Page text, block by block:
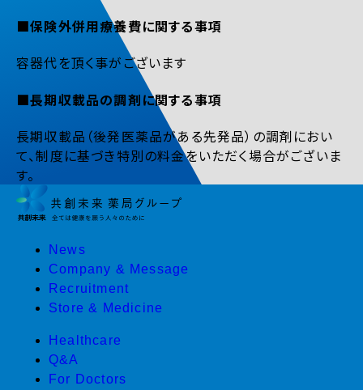
■保険外併用療養費に関する事項
容器代を頂く事がございます
■長期収載品の調剤に関する事項
長期収載品（後発医薬品がある先発品）の調剤におい
て、制度に基づき特別の料金をいただく場合がございま
す。
News
Company & Message
Recruitment
Store & Medicine
Healthcare
Q&A
For Doctors